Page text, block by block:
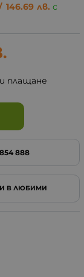
146.69 лв. с
плащане
888
В ЛЮБИМИ